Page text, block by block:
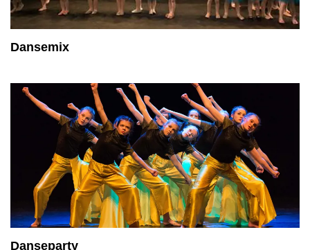
Dansemix
Danseparty